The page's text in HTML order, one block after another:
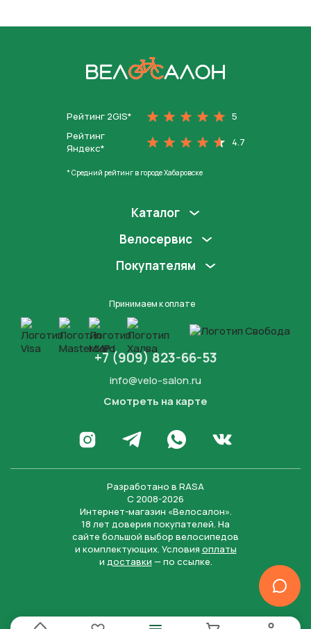
Рейтинг 2GIS*
5
Рейтинг
Яндекс*
4.7
* Средний рейтинг в городе Хабаровске
Каталог
Велосервис
Покупателям
Принимаем к оплате
+7 (909) 823-66-53
info@velo-salon.ru
Смотреть на карте
Перейти в Инстаграм
Написать в Телеграм
Написать в WhatsApp
Перейти во
Разработано в RASA
С 2008-2026
Интернет-магазин «Велосалон».
18 лет доверия покупателей. На
сайте большой выбор велосипедов
и комплектующих. Условия оплаты
и доставки — по ссылке.
Нажимая на кнопку “Отправить заявку”, вы даете